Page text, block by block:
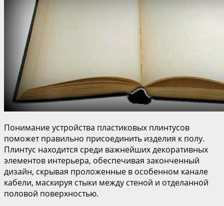
Понимание устройства пластиковых плинтусов
поможет правильно присоединить изделия к полу.
Плинтус находится среди важнейших декоративных
элементов интерьера, обеспечивая законченный
дизайн, скрывая проложенные в особенном канале
кабели, маскируя стыки между стеной и отделанной
половой поверхностью.